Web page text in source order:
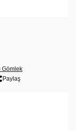
Gömlek
Paylaş